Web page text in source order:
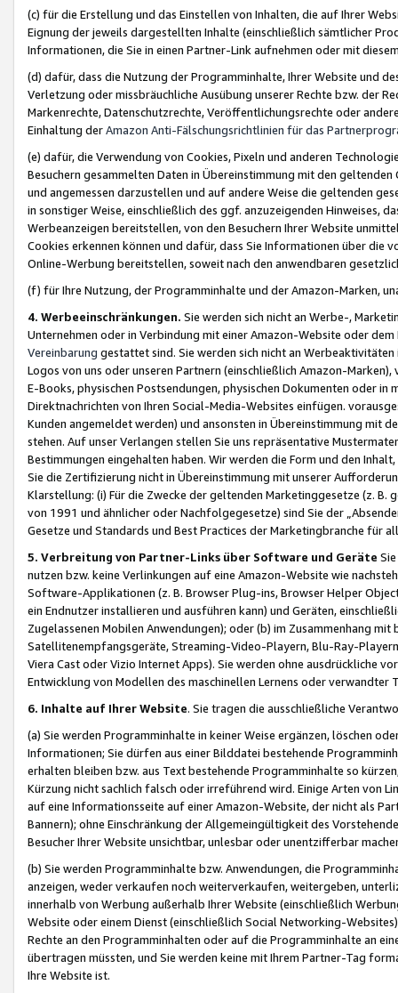
(c) für die Erstellung und das Einstellen von Inhalten, die auf Ihrer
Eignung der jeweils dargestellten Inhalte (einschließlich sämtlicher
Informationen, die Sie in einen Partner-Link aufnehmen oder mit
(d) dafür, dass die Nutzung der Programminhalte, Ihrer Website und
Verletzung oder missbräuchliche Ausübung unserer Rechte bzw. der
Markenrechte, Datenschutzrechte, Veröffentlichungsrechte oder
Einhaltung derAmazon Anti-Fälschungsrichtlinien für das
(e) dafür, die Verwendung von Cookies, Pixeln und anderen
Besuchern gesammelten Daten in Übereinstimmung mit den
und angemessen darzustellen und auf andere Weise die geltenden
in sonstiger Weise, einschließlich des ggf. anzuzeigenden Hinweises,
Werbeanzeigen bereitstellen, von den Besuchern Ihrer Website
Cookies erkennen können und dafür, dass Sie Informationen über die
Online-Werbung bereitstellen, soweit nach den anwendbaren
(f) für Ihre Nutzung, der Programminhalte und der Amazon-Marken,
4. Werbeeinschränkungen. Sie werden sich nicht an Werbe-,
Unternehmen oder in Verbindung mit einer Amazon-Website oder
Vereinbarung gestattet sind. Sie werden sich nicht an
Logos von uns oder unseren Partnern (einschließlich Amazon-
E-Books, physischen Postsendungen, physischen Dokumenten oder in
Direktnachrichten von Ihren Social-Media-Websites einfügen.
Kunden angemeldet werden) und ansonsten in Übereinstimmung mit
stehen. Auf unser Verlangen stellen Sie uns repräsentative
Bestimmungen eingehalten haben. Wir werden die Form und den
Sie die Zertifizierung nicht in Übereinstimmung mit unserer
Klarstellung: (i) Für die Zwecke der geltenden Marketinggesetze (z. B.
von 1991 und ähnlicher oder Nachfolgegesetze) sind Sie der
Gesetze und Standards und Best Practices der Marketingbranche für
5. Verbreitung von Partner-Links über Software und Geräte
nutzen bzw. keine Verlinkungen auf eine Amazon-Website wie
Software-Applikationen (z. B. Browser Plug-ins, Browser Helper
ein Endnutzer installieren und ausführen kann) und Geräten,
Zugelassenen Mobilen Anwendungen); oder (b) im Zusammenhang
Satellitenempfangsgeräte, Streaming-Video-Playern, Blu-Ray-
Viera Cast oder Vizio Internet Apps). Sie werden ohne ausdrückliche
Entwicklung von Modellen des maschinellen Lernens oder
6. Inhalte auf Ihrer Website. Sie tragen die ausschließliche
(a) Sie werden Programminhalte in keiner Weise ergänzen, löschen
Informationen; Sie dürfen aus einer Bilddatei bestehende
erhalten bleiben bzw. aus Text bestehende Programminhalte so
Kürzung nicht sachlich falsch oder irreführend wird. Einige Arten von
auf eine Informationsseite auf einer Amazon-Website, der nicht als
Bannern); ohne Einschränkung der Allgemeingültigkeit des
Besucher Ihrer Website unsichtbar, unlesbar oder unentzifferbar
(b) Sie werden Programminhalte bzw. Anwendungen, die
anzeigen, weder verkaufen noch weiterverkaufen, weitergeben,
innerhalb von Werbung außerhalb Ihrer Website (einschließlich
Website oder einem Dienst (einschließlich Social Networking-
Rechte an den Programminhalten oder auf die Programminhalte an
übertragen müssten, und Sie werden keine mit Ihrem Partner-Tag
Ihre Website ist.